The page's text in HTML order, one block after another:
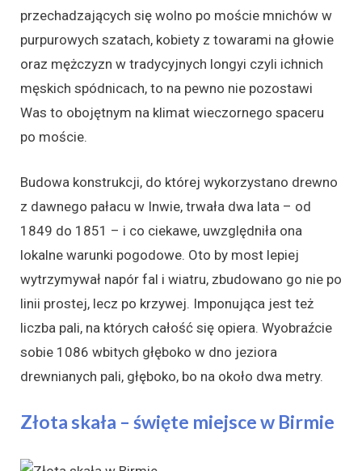
przechadzających się wolno po moście mnichów w
purpurowych szatach, kobiety z towarami na głowie
oraz mężczyzn w tradycyjnych longyi czyli ichnich
męskich spódnicach, to na pewno nie pozostawi
Was to obojętnym na klimat wieczornego spaceru
po moście.
Budowa konstrukcji, do której wykorzystano drewno
z dawnego pałacu w Inwie, trwała dwa lata – od
1849 do 1851 – i co ciekawe, uwzględniła ona
lokalne warunki pogodowe. Oto by most lepiej
wytrzymywał napór fal i wiatru, zbudowano go nie po
linii prostej, lecz po krzywej. Imponująca jest też
liczba pali, na których całość się opiera. Wyobraźcie
sobie 1086 wbitych głęboko w dno jeziora
drewnianych pali, głęboko, bo na około dwa metry.
Złota skała – święte miejsce w Birmie